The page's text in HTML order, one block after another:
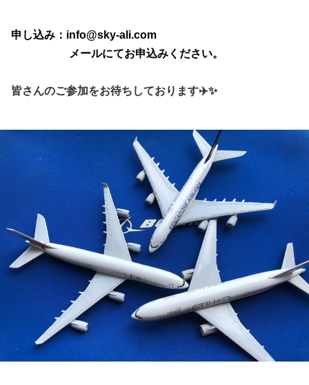
申し込み：info@sky-ali.com
メールにてお申込みください。
皆さんのご参加をお待ちしております✈️✨